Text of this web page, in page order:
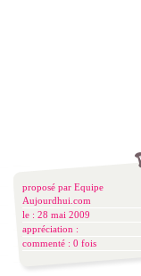
proposé par Equipe
Aujourdhui.com
le : 28 mai 2009
appréciation :
commenté : 0 fois